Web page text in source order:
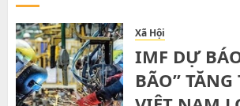
Xã Hội
IMF DỰ
BÃO”